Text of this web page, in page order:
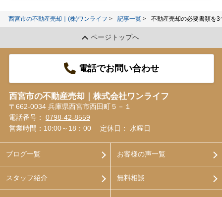
西宮市の不動産売却｜(株)ワンライフ 記事一覧 不動産売却の必要書類を
ページトップへ
電話でお問い合わせ
西宮市の不動産売却｜株式会社ワンライフ
〒662-0034 兵庫県西宮市西田町５－１
電話番号： 0798-42-8559
営業時間：10:00～18：00
定休日： 水曜日
ブログ一覧
スタッフ紹介
お客様の声一覧
無料相談